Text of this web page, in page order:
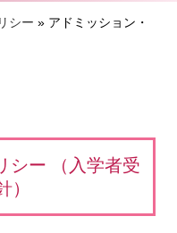
シー » アドミッション・
シー （入学者受
）